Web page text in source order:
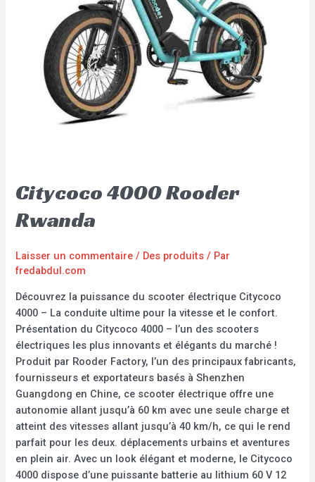
Citycoco 4000 Rooder
Rwanda
Laisser un commentaire / Des produits / Par
fredabdul.com
Découvrez la puissance du scooter électrique Citycoco
4000 – La conduite ultime pour la vitesse et le confort.
Présentation du Citycoco 4000 – l’un des scooters
électriques les plus innovants et élégants du marché !
Produit par Rooder Factory, l’un des principaux fabricants,
fournisseurs et exportateurs basés à Shenzhen
Guangdong en Chine, ce scooter électrique offre une
autonomie allant jusqu’à 60 km avec une seule charge et
atteint des vitesses allant jusqu’à 40 km/h, ce qui le rend
parfait pour les deux. déplacements urbains et aventures
en plein air. Avec un look élégant et moderne, le Citycoco
4000 dispose d’une puissante batterie au lithium 60 V 12